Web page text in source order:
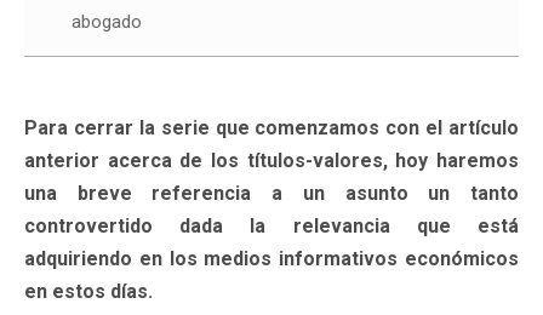
abogado
Para cerrar la serie que comenzamos con el artículo
anterior acerca de los títulos-valores, hoy haremos
una breve referencia a un asunto un tanto
controvertido dada la relevancia que está
adquiriendo en los medios informativos económicos
en estos días.